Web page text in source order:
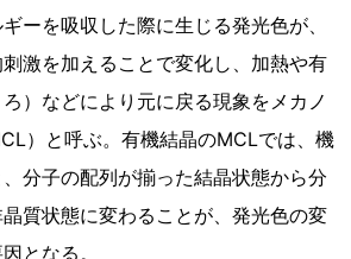
ーを吸収した際に生じる発光色が、
激を加えることで変化し、加熱や有
）などにより元に戻る現象をメカノ
）と呼ぶ。有機結晶のMCLでは、機
分子の配列が揃った結晶状態から分
質状態に変わることが、発光色の変
となる。